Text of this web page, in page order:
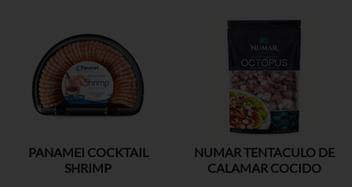
PANAMEI COCKTAIL
SHRIMP
NUMAR TENTACULO DE
CALAMAR COCIDO